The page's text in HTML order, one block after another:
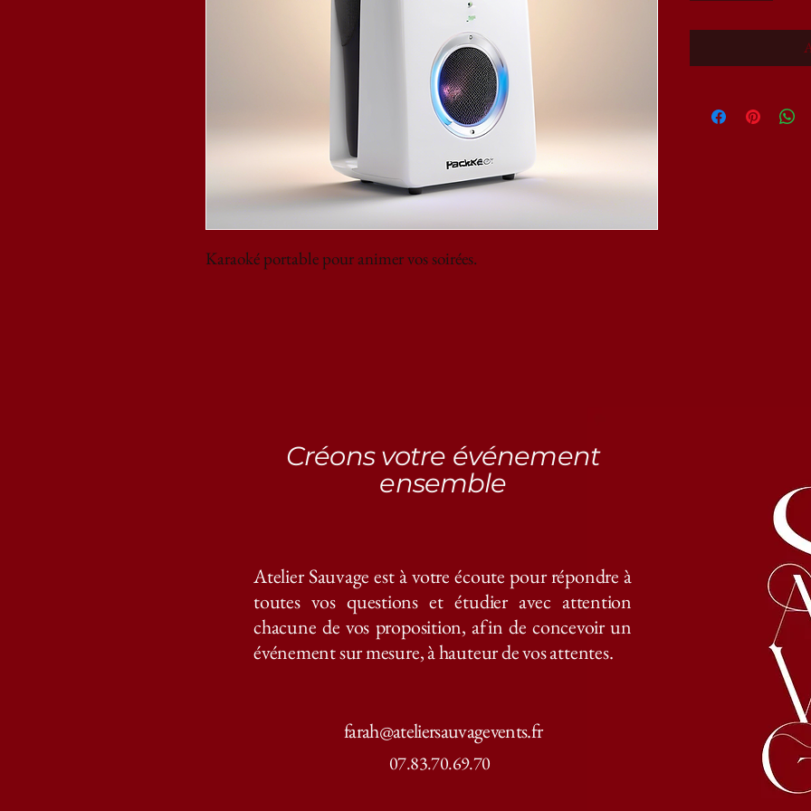
Karaoké portable pour animer vos soirées.
Créons votre événement
ensemble
Atelier Sauvage est à votre écoute pour répondre à
toutes vos questions et étudier avec attention
chacune de vos proposition, afin de concevoir un
événement sur mesure, à hauteur de vos attentes.
farah@ateliersauvagevents.fr
07.83.70.69.70